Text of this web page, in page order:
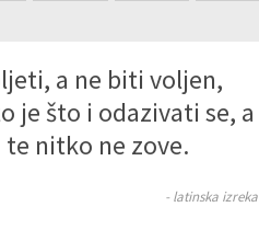
a ne biti voljen,
je što i odazivati se, a
te nitko ne zove.
- latinska izreka